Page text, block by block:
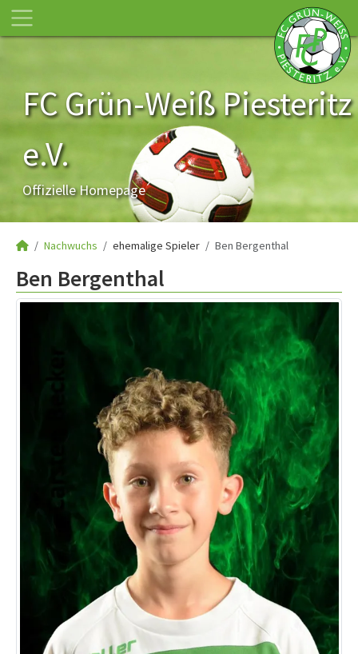
FC Grün-Weiß Piesteritz
e.V.
Offizielle Homepage
Nachwuchs ehemalige Spieler Ben Bergenthal
Ben Bergenthal